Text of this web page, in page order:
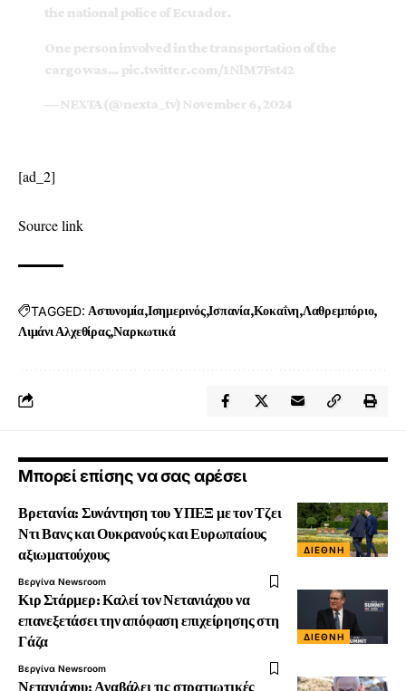
the national police of Ecuador.
One person involved in the transportation of the
cargo was… pic.twitter.com/1NlM7Fst42
— NEXTA (@nexta_tv) November 6, 2024
[ad_2]
Source link
TAGGED: Αστυνομία Ισημερινός Ισπανία Κοκαΐνη Λαθρεμπόριο
Λιμάνι Αλχεθίρας Ναρκωτικά
Μπορεί επίσης να σας αρέσει
ΔΙΕΘΝΉ
Βρετανία: Συνάντηση του ΥΠΕΞ με τον Τζει
Ντι Βανς και Ουκρανούς και Ευρωπαίους
αξιωματούχους
Βεργίνα Newsroom
ΔΙΕΘΝΉ
Κιρ Στάρμερ: Καλεί τον Νετανιάχου να
επανεξετάσει την απόφαση επιχείρησης στη
Γάζα
Βεργίνα Newsroom
Νετανιάχου: Αναβάλει τις στρατιωτικές